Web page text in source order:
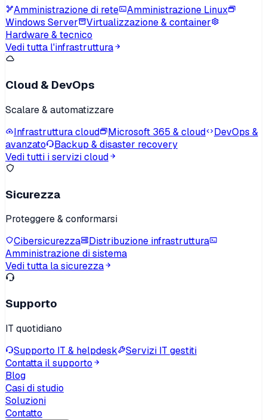
Amministrazione di rete
Amministrazione Linux
Windows Server
Virtualizzazione & container
Hardware & tecnico
Vedi tutta l'infrastruttura
Cloud & DevOps
Scalare & automatizzare
Infrastruttura cloud
Microsoft 365 & cloud
DevOps &
avanzato
Backup & disaster recovery
Vedi tutti i servizi cloud
Sicurezza
Proteggere & conformarsi
Cibersicurezza
Distribuzione infrastruttura
Amministrazione di sistema
Vedi tutta la sicurezza
Supporto
IT quotidiano
Supporto IT & helpdesk
Servizi IT gestiti
Contatta il supporto
Blog
Casi di studio
Soluzioni
Contatto